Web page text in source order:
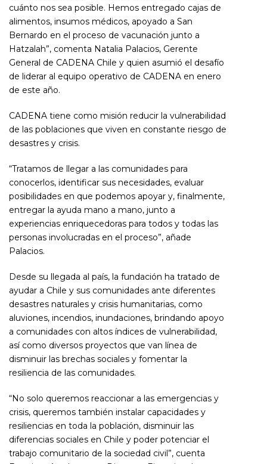
cuánto nos sea posible. Hemos entregado cajas de
alimentos, insumos médicos, apoyado a San
Bernardo en el proceso de vacunación junto a
Hatzalah”, comenta Natalia Palacios, Gerente
General de CADENA Chile y quien asumió el desafío
de liderar al equipo operativo de CADENA en enero
de este año.
CADENA tiene como misión reducir la vulnerabilidad
de las poblaciones que viven en constante riesgo de
desastres y crisis.
“Tratamos de llegar a las comunidades para
conocerlos, identificar sus necesidades, evaluar
posibilidades en que podemos apoyar y, finalmente,
entregar la ayuda mano a mano, junto a
experiencias enriquecedoras para todos y todas las
personas involucradas en el proceso”, añade
Palacios.
Desde su llegada al país, la fundación ha tratado de
ayudar a Chile y sus comunidades ante diferentes
desastres naturales y crisis humanitarias, como
aluviones, incendios, inundaciones, brindando apoyo
a comunidades con altos índices de vulnerabilidad,
así como diversos proyectos que van línea de
disminuir las brechas sociales y fomentar la
resiliencia de las comunidades.
“No solo queremos reaccionar a las emergencias y
crisis, queremos también instalar capacidades y
resiliencias en toda la población, disminuir las
diferencias sociales en Chile y poder potenciar el
trabajo comunitario de la sociedad civil”, cuenta